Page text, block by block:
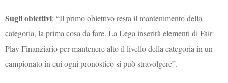
Sugli obiettivi: “Il primo obiettivo resta il mantenimento della
categoria, la prima cosa da fare. La Lega inserirà elementi di Fair
Play Finanziario per mantenere alto il livello della categoria in un
campionato in cui ogni pronostico si può stravolgere”.